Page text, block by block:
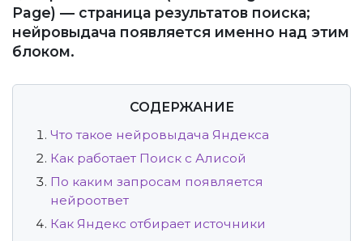
Page) — страница результатов поиска;
нейровыдача появляется именно над этим
блоком.
СОДЕРЖАНИЕ
Что такое нейровыдача Яндекса
Как работает Поиск с Алисой
По каким запросам появляется
нейроответ
Как Яндекс отбирает источники